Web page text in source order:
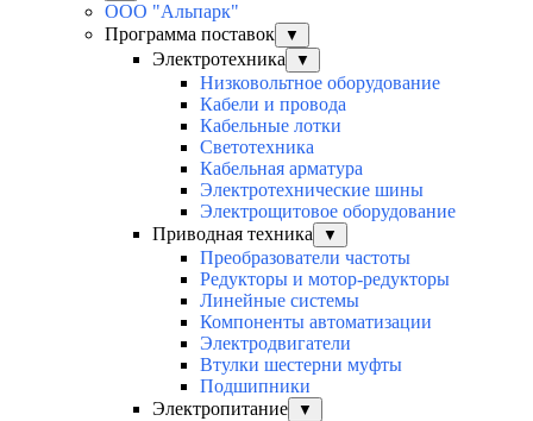
ООО "Альпарк"
Программа поставок
▼
Электротехника ▼
Низковольтное оборудование
Кабели и провода
Кабельные лотки
Светотехника
Кабельная арматура
Электротехнические шины
Электрощитовое оборудование
Приводная техника
▼
Преобразователи частоты
Редукторы и мотор-редукторы
Линейные системы
Компоненты автоматизации
Электродвигатели
Втулки шестерни муфты
Подшипники
Электропитание
▼